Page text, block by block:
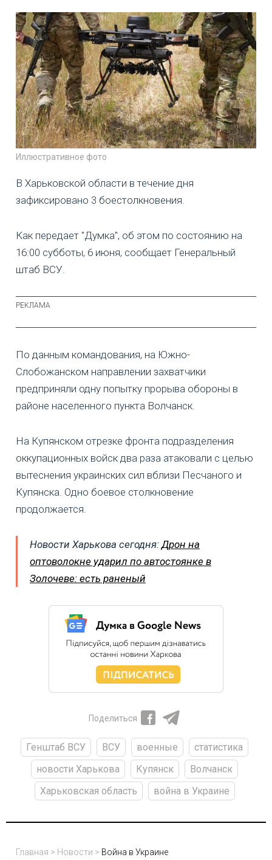
Иллюстративное фото
В Харьковской области в течение дня
зафиксировано 3 боестолкновения.
Как передает "Думка", об этом по состоянию на
16:00 субботы, 6 июня, сообщает Генеральный
штаб ВСУ.
По данным командования, на Южно-
Слобожанском направлении захватчики
предприняли одну попытку прорыва обороны в
районе населенного пункта Волчанск.
На Купянском отрезке фронта подразделения
оккупационных войск два раза атаковали с целью
вытеснения украинских сил вблизи Песчаного и
Купянска. Одно боевое столкновение
продолжается.
Новости Харькова сегодня:Дрон на
оптоволокне ударил по автостоянке в
Золочеве: есть раненый
Поделиться
Генштаб ВСУ ВСУ военные
статистика
новости Харькова
Купянск
Волчанск
Харьковская область
война в Украине
Главная > Новости > Война в Украине